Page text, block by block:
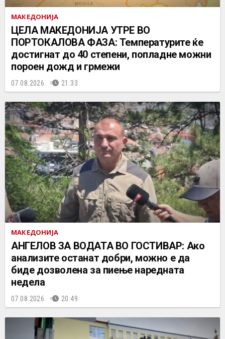
МАКЕДОНИЈА
ЦЕЛА МАКЕДОНИЈА УТРЕ ВО
ПОРТОКАЛОВА ФАЗА: Температурите ќе
достигнат до 40 степени, попладне можни
пороен дожд и грмежи
07.08.2026. 21:33
МАКЕДОНИЈА
АНГЕЛОВ ЗА ВОДАТА ВО ГОСТИВАР: Ако
анализите останат добри, можно е да
биде дозволена за пиење наредната
недела
07.08.2026. 20:49